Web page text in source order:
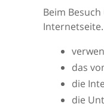
Beim
das
die
die